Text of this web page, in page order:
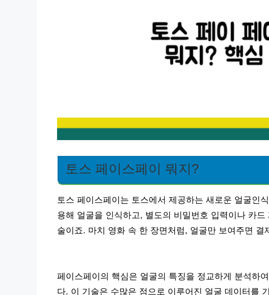
토스 페이스페이 뭐지?
토스 페이스페이는 토스에서 제공하는 새로운 얼굴인
용해 얼굴을 인식하고, 별도의 비밀번호 입력이나 카
술이죠. 마치 영화 속 한 장면처럼, 얼굴만 보여주면
페이스페이의 핵심은 얼굴의 특징을 정교하게 분석하
다. 이 기술은 수많은 점으로 이루어진 얼굴 데이터를